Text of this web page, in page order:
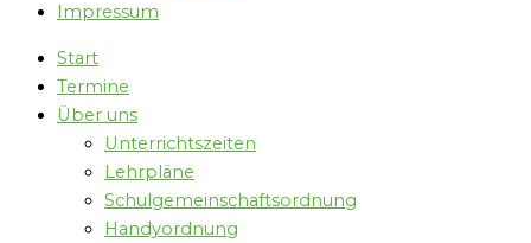
Impressum
Start
Termine
Über uns
Unterrichtszeiten
Lehrpläne
Schulgemeinschaftsordnung
Handyordnung